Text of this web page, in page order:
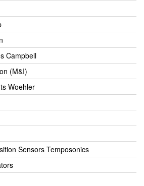
Campbell
(M&I)
Woehler
Sensors Temposonics